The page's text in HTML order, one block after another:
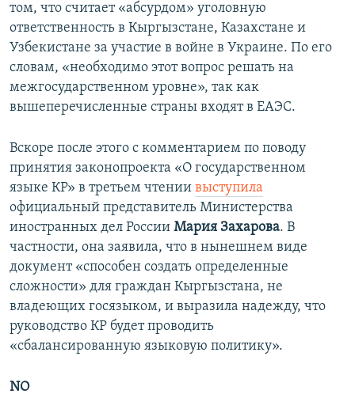
том, что считает «абсурдом» уголовную
ответственность в Кыргызстане, Казахстане и
Узбекистане за участие в войне в Украине. По его
словам, «необходимо этот вопрос решать на
межгосударственном уровне», так как
вышеперечисленные страны входят в ЕАЭС.
Вскоре после этого с комментарием по поводу
принятия законопроекта «О государственном
языке КР» в третьем чтении выступила
официальный представитель Министерства
иностранных дел России Мария Захарова. В
частности, она заявила, что в нынешнем виде
документ «способен создать определенные
сложности» для граждан Кыргызстана, не
владеющих госязыком, и выразила надежду, что
руководство КР будет проводить
«сбалансированную языковую политику».
NO